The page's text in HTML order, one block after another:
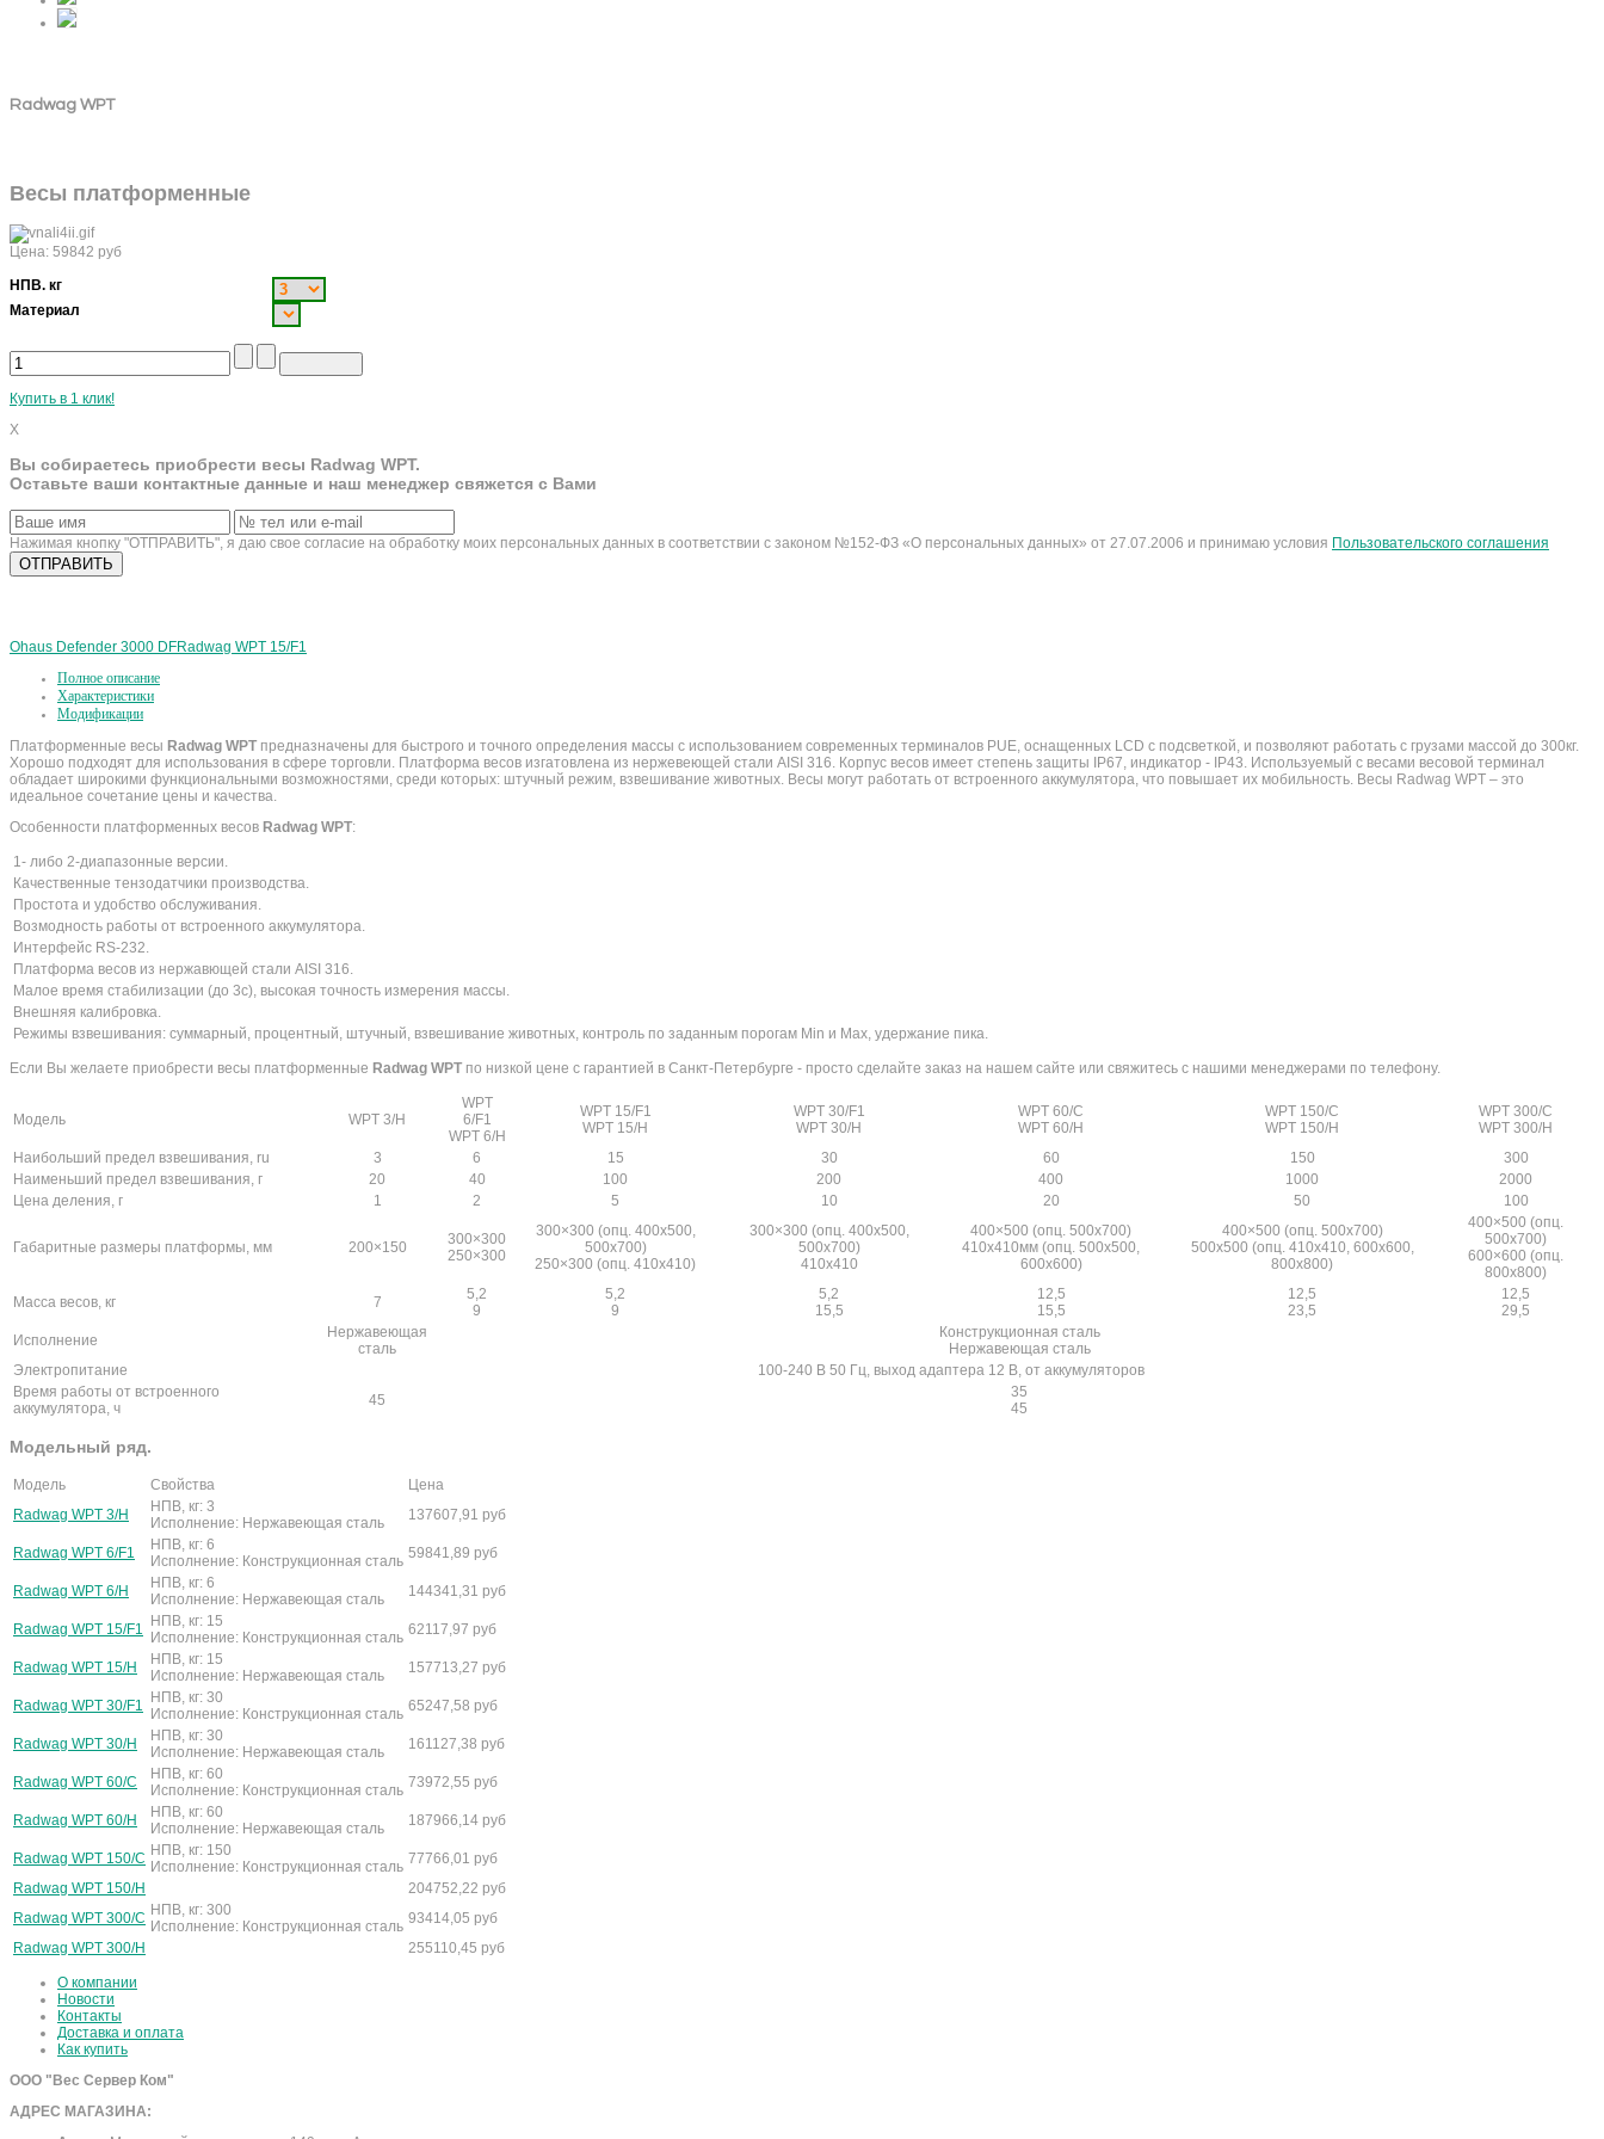
Radwag WPT
Весы платформенные
Цена: 59842 руб
НПВ. кг
Материал
Купить в 1 клик!
X
Вы собираетесь приобрести весы Radwag WPT.
Оставьте ваши контактные данные и наш менеджер свяжется с Вами
Нажимая кнопку "ОТПРАВИТЬ", я даю свое согласие на обработку моих персональных данных в соответствии с законом №152-ФЗ «О персональных данных» от 27.07.2006 и принимаю условия Пользовательского соглашения
Ohaus Defender 3000 DFRadwag WPT 15/F1
Полное описание
Характеристики
Модификации
Платформенные весы Radwag WPT предназначены для быстрого и точного определения массы с использованием современных терминалов PUE, оснащенных LCD с подсветкой, и позволяют работать с грузами массой до 300кг.
Хорошо подходят для использования в сфере торговли. Платформа весов изгатовлена из нержевеющей стали AISI 316. Корпус весов имеет степень защиты IP67, индикатор - IP43. Используемый с весами весовой терминал
обладает широкими функциональными возможностями, среди которых: штучный режим, взвешивание животных. Весы могут работать от встроенного аккумулятора, что повышает их мобильность. Весы Radwag WPT – это
идеальное сочетание цены и качества.
Особенности платформенных весов Radwag WPT:
1- либо 2-диапазонные версии.
Качественные тензодатчики производства.
Простота и удобство обслуживания.
Возмодность работы от встроенного аккумулятора.
Интерфейс RS-232.
Платформа весов из нержавющей стали AISI 316.
Малое время стабилизации (до 3с), высокая точность измерения массы.
Внешняя калибровка.
Режимы взвешивания: суммарный, процентный, штучный, взвешивание животных, контроль по заданным порогам Min и Max, удержание пика.
Если Вы желаете приобрести весы платформенные Radwag WPT по низкой цене с гарантией в Санкт-Петербурге - просто сделайте заказ на нашем сайте или свяжитесь с нашими менеджерами по телефону.
Модель WPT 3/H
WPT
6/F1
WPT 6/H
WPT 15/F1
WPT 15/H
WPT 30/F1
WPT 30/H
WPT 60/C
WPT 60/H
WPT 150/C
WPT 150/H
WPT 300/C
WPT 300/H
Наибольший предел взвешивания, ru
3 6 15 30 60 150
300
Наименьший предел взвешивания, г
20 40 100 200 400 1000
2000
Цена деления, г
1 2 5 10 20 50 100
Габаритные размеры платформы, мм 200×150
300×300
250×300
300×300 (опц. 400х500,
500х700)
250×300 (опц. 410х410)
300×300 (опц. 400х500,
500х700)
410х410
400×500 (опц. 500х700)
410х410мм (опц. 500х500,
600х600)
400×500 (опц. 500х700)
500х500 (опц. 410х410, 600х600,
800х800)
400×500 (опц.
500х700)
600×600 (опц.
800х800)
Масса весов, кг
7
5,2
9
5,2
9
5,2
15,5
12,5
15,5
12,5
23,5
12,5
29,5
Исполнение
Нержавеющая
сталь
Конструкционная сталь
Нержавеющая сталь
Электропитание
100-240 В 50 Гц, выход адаптера 12 В, от аккумуляторов
Время работы от встроенного
аккумулятора, ч
45
35
45
Модельный ряд.
Модель Свойства
Цена
Radwag WPT 3/H
НПВ, кг: 3
Исполнение: Нержавеющая сталь
137607,91 руб
Radwag WPT 6/F1
НПВ, кг: 6
Исполнение: Конструкционная сталь 59841,89 руб
Radwag WPT 6/H
НПВ, кг: 6
Исполнение: Нержавеющая сталь
144341,31 руб
Radwag WPT 15/F1
НПВ, кг: 15
Исполнение: Конструкционная сталь 62117,97 руб
Radwag WPT 15/H
НПВ, кг: 15
Исполнение: Нержавеющая сталь
157713,27 руб
Radwag WPT 30/F1
НПВ, кг: 30
Исполнение: Конструкционная сталь 65247,58 руб
Radwag WPT 30/H
НПВ, кг: 30
Исполнение: Нержавеющая сталь
161127,38 руб
Radwag WPT 60/C
НПВ, кг: 60
Исполнение: Конструкционная сталь 73972,55 руб
Radwag WPT 60/H
НПВ, кг: 60
Исполнение: Нержавеющая сталь
187966,14 руб
Radwag WPT 150/C НПВ, кг: 150
Исполнение: Конструкционная сталь 77766,01 руб
Radwag WPT 150/H
204752,22 руб
Radwag WPT 300/C НПВ, кг: 300
Исполнение: Конструкционная сталь 93414,05 руб
Radwag WPT 300/H
255110,45 руб
О компании
Новости
Контакты
Доставка и оплата
Как купить
ООО "Вес Сервер Ком"
АДРЕС МАГАЗИНА: